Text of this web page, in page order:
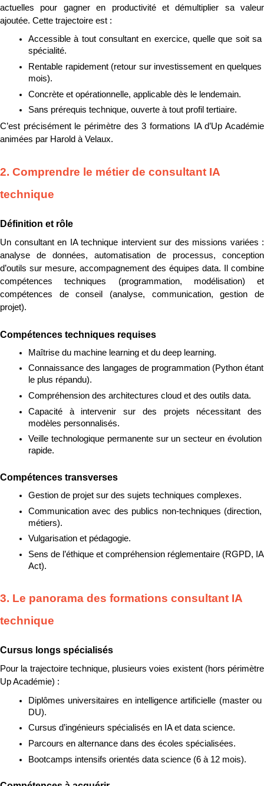
actuelles pour gagner en productivité et démultiplier sa valeur
ajoutée. Cette trajectoire est :
Accessible à tout consultant en exercice, quelle que soit sa
spécialité.
Rentable rapidement (retour sur investissement en quelques
mois).
Concrète et opérationnelle, applicable dès le lendemain.
Sans prérequis technique, ouverte à tout profil tertiaire.
C’est précisément le périmètre des 3 formations IA d’Up Académie
animées par Harold à Velaux.
2. Comprendre le métier de consultant IA
technique
Définition et rôle
Un consultant en IA technique intervient sur des missions variées :
analyse de données, automatisation de processus, conception
d’outils sur mesure, accompagnement des équipes data. Il combine
compétences techniques (programmation, modélisation) et
compétences de conseil (analyse, communication, gestion de
projet).
Compétences techniques requises
Maîtrise du machine learning et du deep learning.
Connaissance des langages de programmation (Python étant
le plus répandu).
Compréhension des architectures cloud et des outils data.
Capacité à intervenir sur des projets nécessitant des
modèles personnalisés.
Veille technologique permanente sur un secteur en évolution
rapide.
Compétences transverses
Gestion de projet sur des sujets techniques complexes.
Communication avec des publics non-techniques (direction,
métiers).
Vulgarisation et pédagogie.
Sens de l’éthique et compréhension réglementaire (RGPD, IA
Act).
3. Le panorama des formations consultant IA
technique
Cursus longs spécialisés
Pour la trajectoire technique, plusieurs voies existent (hors périmètre
Up Académie) :
Diplômes universitaires en intelligence artificielle (master ou
DU).
Cursus d’ingénieurs spécialisés en IA et data science.
Parcours en alternance dans des écoles spécialisées.
Bootcamps intensifs orientés data science (6 à 12 mois).